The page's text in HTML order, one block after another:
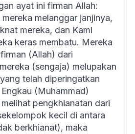
ayat ini firman Allah:
melanggar janjinya,
mereka, dan Kami
keras membatu. Mereka
(Allah) dari
(sengaja) melupakan
telah diperingatkan
(Muhammad)
pengkhianatan dari
kecil di antara
berkhianat), maka